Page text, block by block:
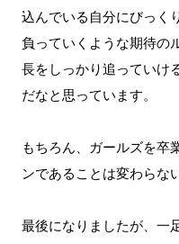
込んでいる自分にびっく
負っていくような期待の
長をしっかり追っていけ
だなと思っています。
もちろん、ガールズを卒
ンであることは変わらな
最後になりましたが、一